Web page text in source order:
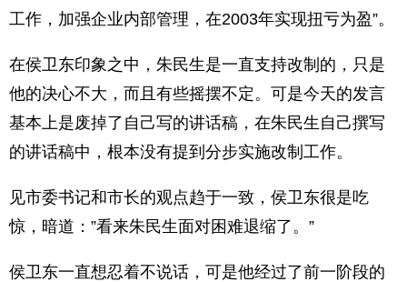
工作，加强企业内部管理，在2003年实现扭亏为盈”。
在侯卫东印象之中，朱民生是一直支持改制的，只是
他的决心不大，而且有些摇摆不定。可是今天的发言
基本上是废掉了自己写的讲话稿，在朱民生自己撰写
的讲话稿中，根本没有提到分步实施改制工作。
见市委书记和市长的观点趋于一致，侯卫东很是吃
惊，暗道：”看来朱民生面对困难退缩了。”
侯卫东一直想忍着不说话，可是他经过了前一阶段的